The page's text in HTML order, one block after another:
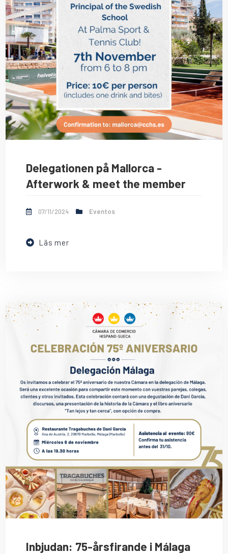
Delegationen på Mallorca -
Afterwork & meet the member
07/11/2024 Eventos
Läs mer
Inbjudan: 75-årsfirande i Málaga